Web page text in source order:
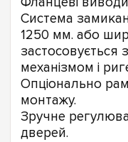
Система
1250 мм. або
механізмом і
Опціонально
монтажу.
Зручне
дверей.